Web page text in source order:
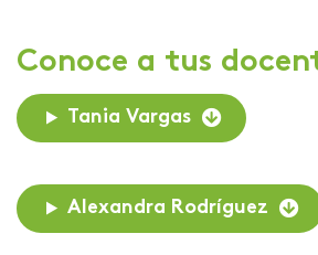
Conoce a tus
Tania Vargas
Alexandra Rodríguez